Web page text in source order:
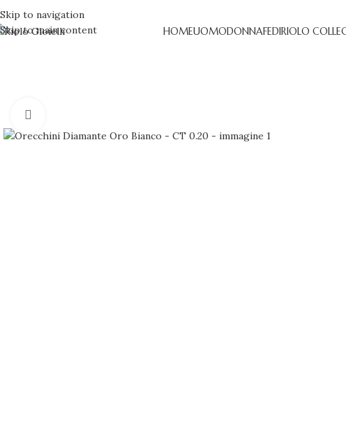
Skip to navigation
Skip to main content
HOMEUOMODONNAFEDIRIOLO